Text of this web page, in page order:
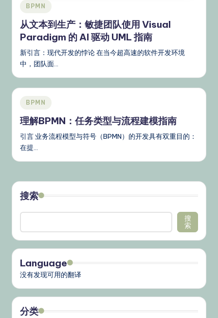
Posted
BPMN
从文本到生产：敏捷团队使用 Visual
Paradigm 的 AI 驱动 UML 指南
新引言：现代开发的悖论 在当今超高速的软件开发环境
中，团队面…
Posted
BPMN
理解BPMN：任务类型与流程建模指南
引言 业务流程模型与符号（BPMN）的开发具有双重目的：
在提…
搜索
搜
索
Language
没有发现可用的翻译
分类